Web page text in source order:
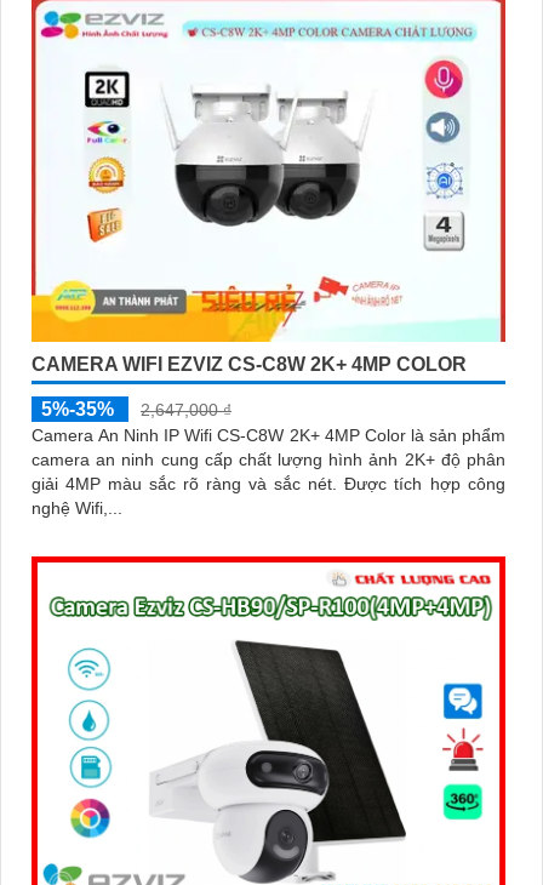
CAMERA WIFI EZVIZ CS-C8W 2K+ 4MP COLOR
5%-35%
2,647,000 ₫
Camera An Ninh IP Wifi CS-C8W 2K+ 4MP Color là sản phẩm
camera an ninh cung cấp chất lượng hình ảnh 2K+ độ phân
giải 4MP màu sắc rõ ràng và sắc nét. Được tích hợp công
nghệ Wifi,...